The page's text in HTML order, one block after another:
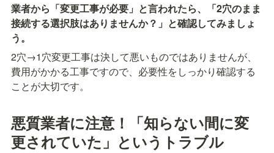
業者から「変更工事が必要」と言われたら、「2穴のまま
接続する選択肢はありませんか？」と確認してみましょ
う。
2穴→1穴変更工事は決して悪いものではありませんが、
費用がかかる工事ですので、必要性をしっかり確認する
ことが大切です。
悪質業者に注意！「知らない間に変
更されていた」というトラブル